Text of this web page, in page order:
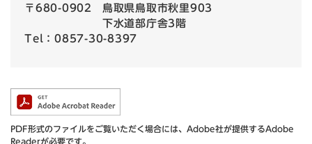
〒680-0902
鳥取県鳥取市秋里903
下水道部庁舎3階
Tel：0857-30-8397
PDF形式のファイルをご覧いただく場合には、Adobe社が提供するAdobe
Readerが必要です。